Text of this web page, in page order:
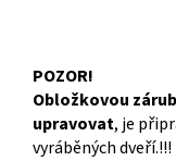
POZOR!
Obložkovou
upravovat, je
vyráběných dveří.!!!